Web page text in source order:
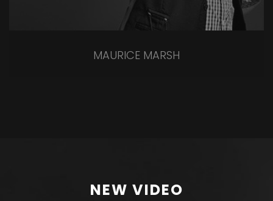
MAURICE MARSH
NEW VIDEO